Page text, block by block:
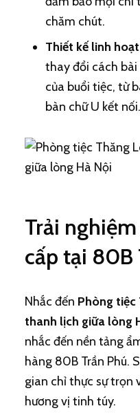
chăm chút.
Thiết kế linh
thay đổi cách
của buổi tiệc, từ
bàn chữ U kết nối.
Trải
cấp tại 80B
Nhắc đến Phòng tiệc
thanh lịch giữa lòng
nhắc đến nền tảng
hàng 80B Trần Phú.
gian chỉ thực sự trọn
hương vị tinh túy.